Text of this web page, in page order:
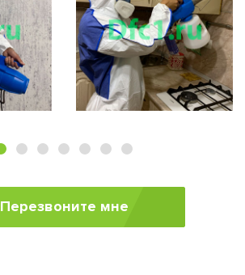
Перезвоните мне